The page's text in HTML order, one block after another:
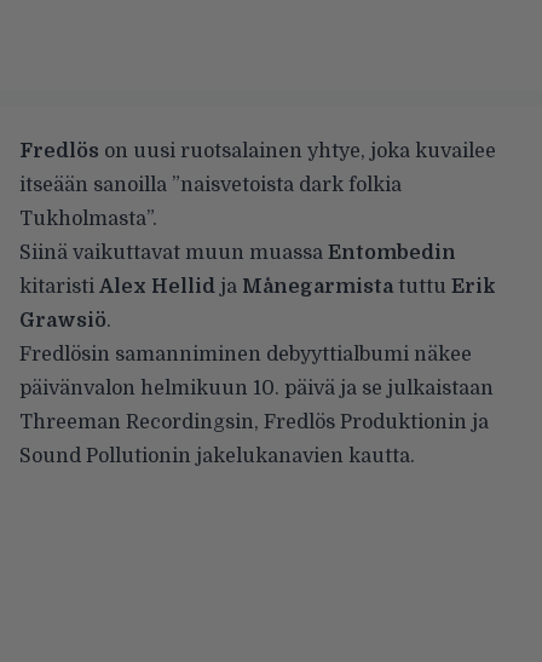
Fredlös on uusi ruotsalainen yhtye, joka kuvailee
itseään sanoilla ”naisvetoista dark folkia
Tukholmasta”.
Siinä vaikuttavat muun muassa Entombedin
kitaristi Alex Hellid ja Månegarmistatuttu Erik
Grawsiö.
Fredlösin samanniminen debyyttialbumi näkee
päivänvalon helmikuun 10. päivä ja se julkaistaan
Threeman Recordingsin, Fredlös Produktionin ja
Sound Pollutionin jakelukanavien kautta.